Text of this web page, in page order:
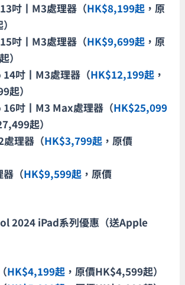
吋丨M3處理器（HK$8,199起 ，原
吋丨M3處理器（HK$9,699起 ，原
）
吋丨M3處理器（HK$12,199起 ，
起）
吋丨M3 Max處理器（HK$25,099
起）
理器（HK$3,799起 ，原價
（HK$9,599起 ，原價
2024 iPad系列優惠（送Apple
HK$4,199起 ，原價HK$4,599起）